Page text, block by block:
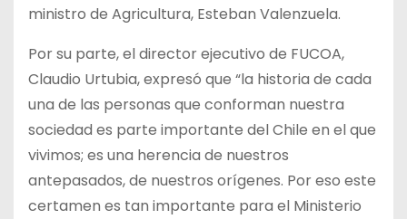
ministro de Agricultura, Esteban Valenzuela.
Por su parte, el director ejecutivo de FUCOA,
Claudio Urtubia, expresó que “la historia de cada
una de las personas que conforman nuestra
sociedad es parte importante del Chile en el que
vivimos; es una herencia de nuestros
antepasados, de nuestros orígenes. Por eso este
certamen es tan importante para el Ministerio